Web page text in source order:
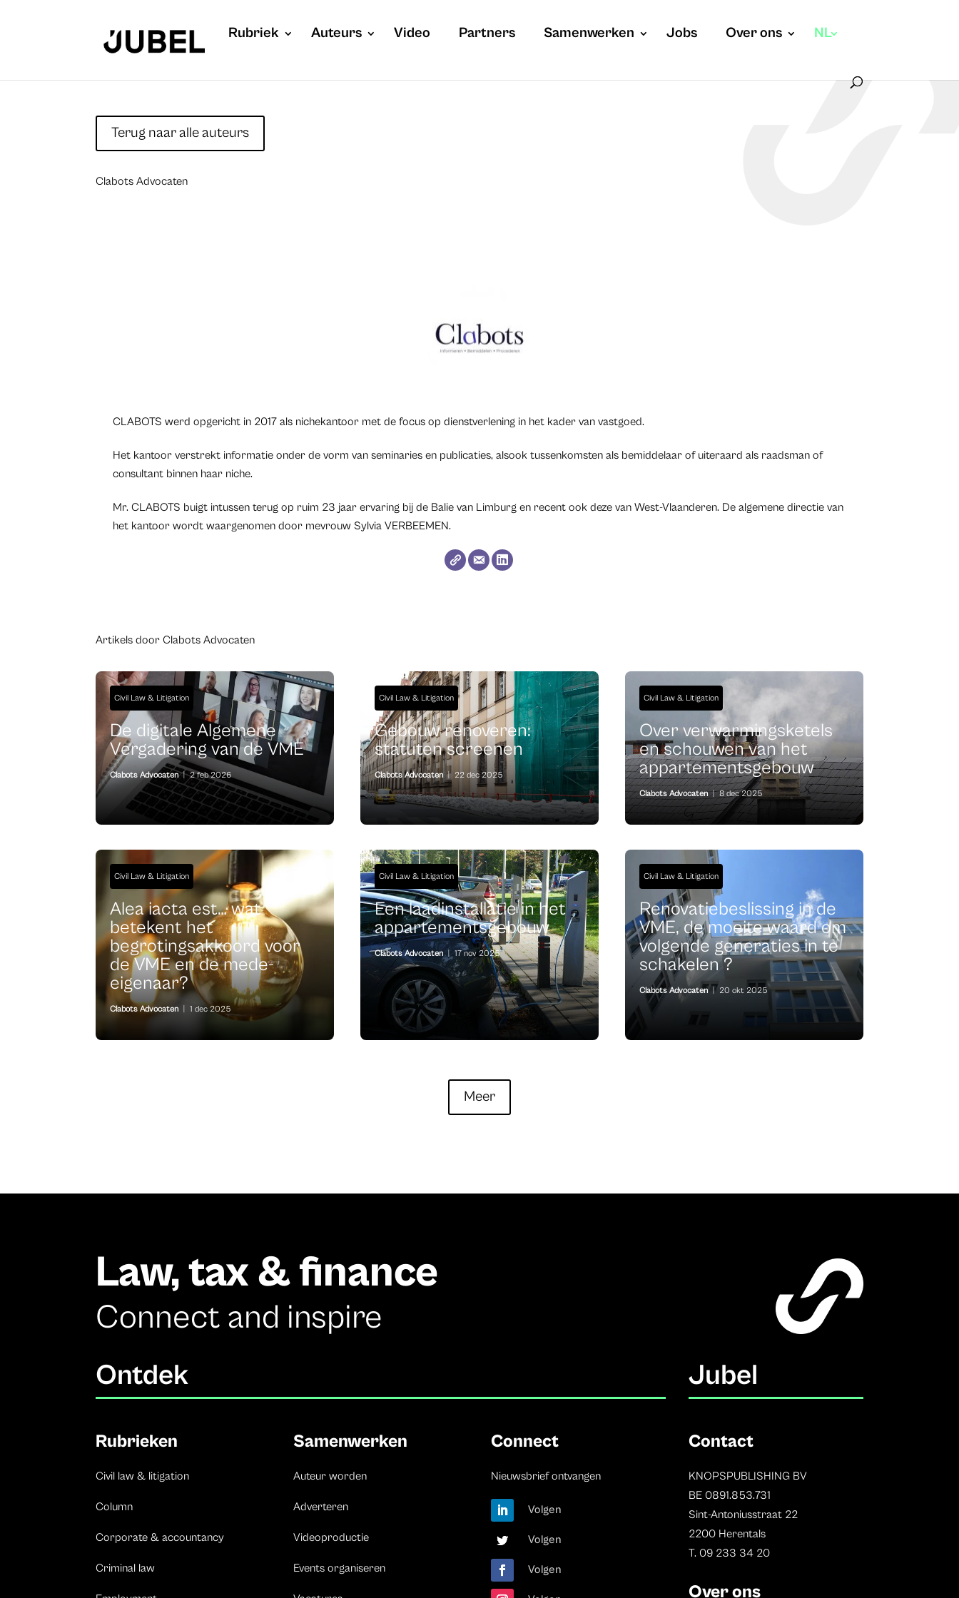
Rubriek Auteurs Video Partners Samenwerken Jobs Over ons NL
Terug naar alle auteurs
Clabots Advocaten
CLABOTS werd opgericht in 2017 als nichekantoor met de focus op dienstverlening in het kader van vastgoed.
Het kantoor verstrekt informatie onder de vorm van seminaries en publicaties, alsook tussenkomsten als bemiddelaar of uiteraard als raadsman of
consultant binnen haar niche.
Mr. CLABOTS buigt intussen terug op ruim 23 jaar ervaring bij de Balie van Limburg en recent ook deze van West-Vlaanderen. De algemene directie van
het kantoor wordt waargenomen door mevrouw Sylvia VERBEEMEN.
Artikels door Clabots Advocaten
Civil Law & Litigation
De digitale Algemene
Vergadering van de VME
Clabots Advocaten | 2 feb 2026
Civil Law & Litigation
Gebouw renoveren:
statuten screenen
Clabots Advocaten | 22 dec 2025
Civil Law & Litigation
Over verwarmingsketels
en schouwen van het
appartementsgebouw
Clabots Advocaten | 8 dec 2025
Civil Law & Litigation
Alea iacta est… wat
betekent het
begrotingsakkoord voor
de VME en de mede-
eigenaar?
Clabots Advocaten 1 dec 2025
Civil Law & Litigation
Een laadinstallatie in het
appartementsgebouw
Clabots Advocaten | 17 nov 2025
Civil Law & Litigation
Renovatiebeslissing in de
VME, de moeite waard om
volgende generaties in te
schakelen ?
Clabots Advocaten | 20 okt 2025
Meer
Law, tax & finance
Connect and inspire
Ontdek Jubel
Rubrieken
Civil law & litigation
Column
Corporate & accountancy
Criminal law
Samenwerken
Auteur worden
Adverteren
Videoproductie
Events organiseren
Connect
Nieuwsbrief ontvangen
Volgen
Volgen
Volgen
Contact
KNOPSPUBLISHING BV
BE 0891.853.731
Sint-Antoniusstraat 22
2200 Herentals
T. 09 233 34 20
Over ons